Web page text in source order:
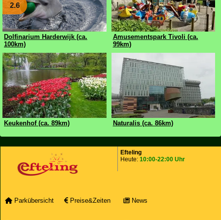
2.6
Dolfinarium Harderwijk (ca.
100km)
Amusementspark Tivoli (ca.
99km)
Keukenhof (ca. 89km) Naturalis (ca. 86km)
Efteling
Heute: 10:00-22:00 Uhr
Parkübersicht Preise&Zeiten News